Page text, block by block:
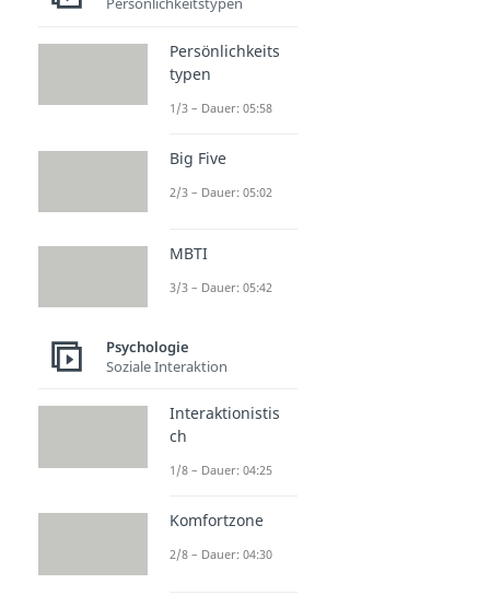
Persönlichkeits
typen
1/3 – Dauer: 05:58
Big Five
2/3 – Dauer: 05:02
MBTI
3/3 – Dauer: 05:42
Psychologie
Soziale Interaktion
Interaktionistis
ch
1/8 – Dauer: 04:25
Komfortzone
2/8 – Dauer: 04:30